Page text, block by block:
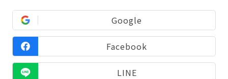
Google
Facebook
LINE